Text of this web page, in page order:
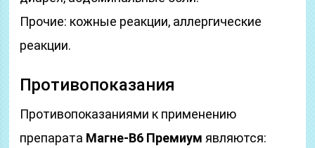
Прочие: кожные реакции, аллергические
реакции.
Противопоказания
Противопоказаниями к применению
препарата Магне-В6 Премиум являются: